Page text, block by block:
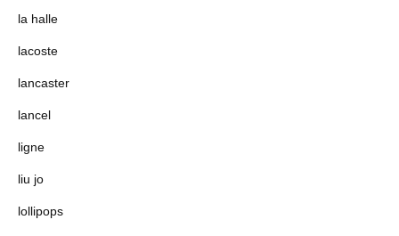
la halle
lacoste
lancaster
lancel
ligne
liu jo
lollipops